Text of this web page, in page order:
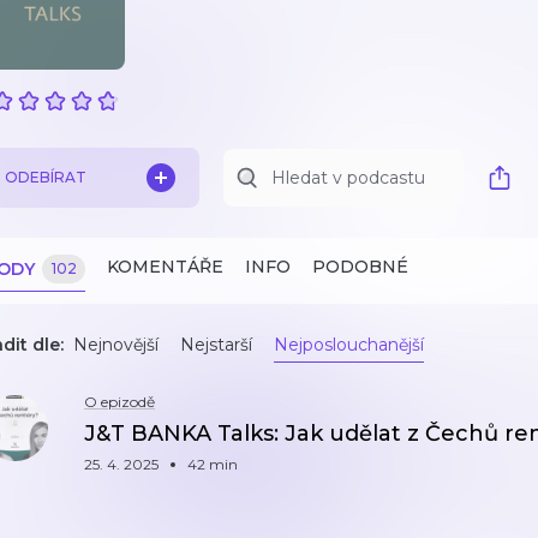
ODEBÍRAT
102 KOMENTÁŘE INFO PODOBNÉ
dle: Nejnovější Nejstarší Nejposlouchanější
O epizodě
J&T BANKA Talks: Jak udělat z Čechů
25. 4. 2025 42 min